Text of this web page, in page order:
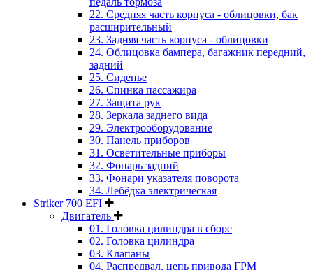
22. Средняя часть корпуса - облицовки, бак
расширительный
23. Задняя часть корпуса - облицовки
24. Облицовка бампера, багажник передний,
задний
25. Сиденье
26. Спинка пассажира
27. Защита рук
28. Зеркала заднего вида
29. Электрооборудование
30. Панель приборов
31. Oсветительные приборы
32. Фонарь задний
33. Фонари указателя поворота
34. Лебёдка электрическая
Striker 700 EFI
Двигатель
01. Головка цилиндра в сборе
02. Головка цилиндра
03. Клапаны
04. Распредвал, цепь привода ГРМ